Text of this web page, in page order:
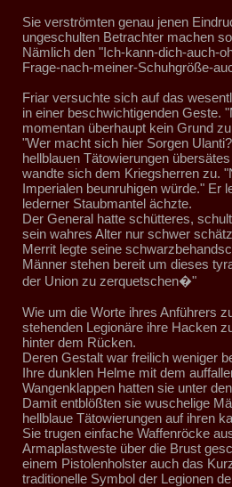
Sie verströmten genau jenen
ungeschulten Betrachter machen
Nämlich den "Ich-kann-dich-auch-
Frage-nach-meiner-Schuhgröße-
Friar versuchte sich auf das
in einer beschwichtigenden Geste.
momentan überhaupt kein Grund
"Wer macht sich hier Sorgen
hellblauen Tätowierungen
wandte sich dem Kriegsherren zu.
Imperialen beunruhigen würde." Er
lederner Staubmantel ächzte.
Der General hatte schütteres,
sein wahres Alter nur schwer
Merrit legte seine
Männer stehen bereit um dieses
der Union zu zerquetschen�"
Wie um die Worte ihres Anführers
stehenden Legionäre ihre Hacken
hinter dem Rücken.
Deren Gestalt war freilich weniger
Ihre dunklen Helme mit dem
Wangenklappen hatten sie unter
Damit entblößten sie wuschelige
hellblaue Tätowierungen auf ihren
Sie trugen einfache Waffenröcke
Armaplastweste über die Brust
einem Pistolenholster auch das
traditionelle Symbol der Legionen